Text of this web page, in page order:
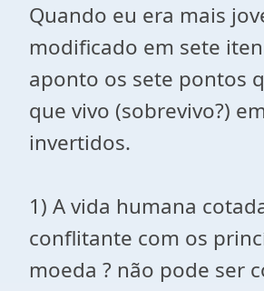
Quando eu era mais
modificado em sete
aponto os sete pontos
que vivo (sobrevivo?)
invertidos.
1) A vida humana
conflitante com os
moeda ? não pode ser